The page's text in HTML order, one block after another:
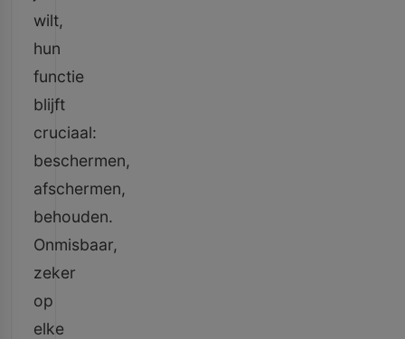
wilt,
hun
functie
blijft
cruciaal:
beschermen,
afschermen,
behouden.
Onmisbaar,
zeker
op
elke